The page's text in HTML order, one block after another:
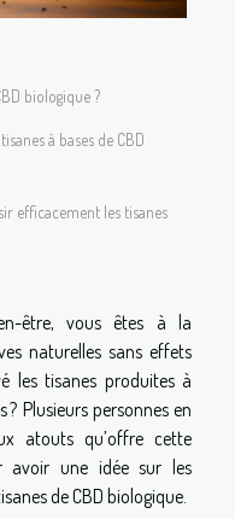
biologique ?
à bases de CBD
efficacement les tisanes
être, vous êtes à la
naturelles sans effets
les tisanes produites à
Plusieurs personnes en
atouts qu’offre cette
avoir une idée sur les
de CBD biologique.